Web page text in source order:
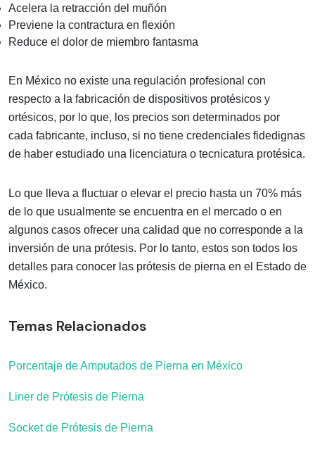
Acelera la retracción del muñón
Previene la contractura en flexión
Reduce el dolor de miembro fantasma
En México no existe una regulación profesional con
respecto a la fabricación de dispositivos protésicos y
ortésicos, por lo que, los precios son determinados por
cada fabricante, incluso, si no tiene credenciales fidedignas
de haber estudiado una licenciatura o tecnicatura protésica.
Lo que lleva a fluctuar o elevar el precio hasta un 70% más
de lo que usualmente se encuentra en el mercado o en
algunos casos ofrecer una calidad que no corresponde a la
inversión de una prótesis. Por lo tanto, estos son todos los
detalles para conocer las prótesis de pierna en el Estado de
México.
Temas Relacionados
Porcentaje de Amputados de Pierna en México
Liner de Prótesis de Pierna
Socket de Prótesis de Pierna